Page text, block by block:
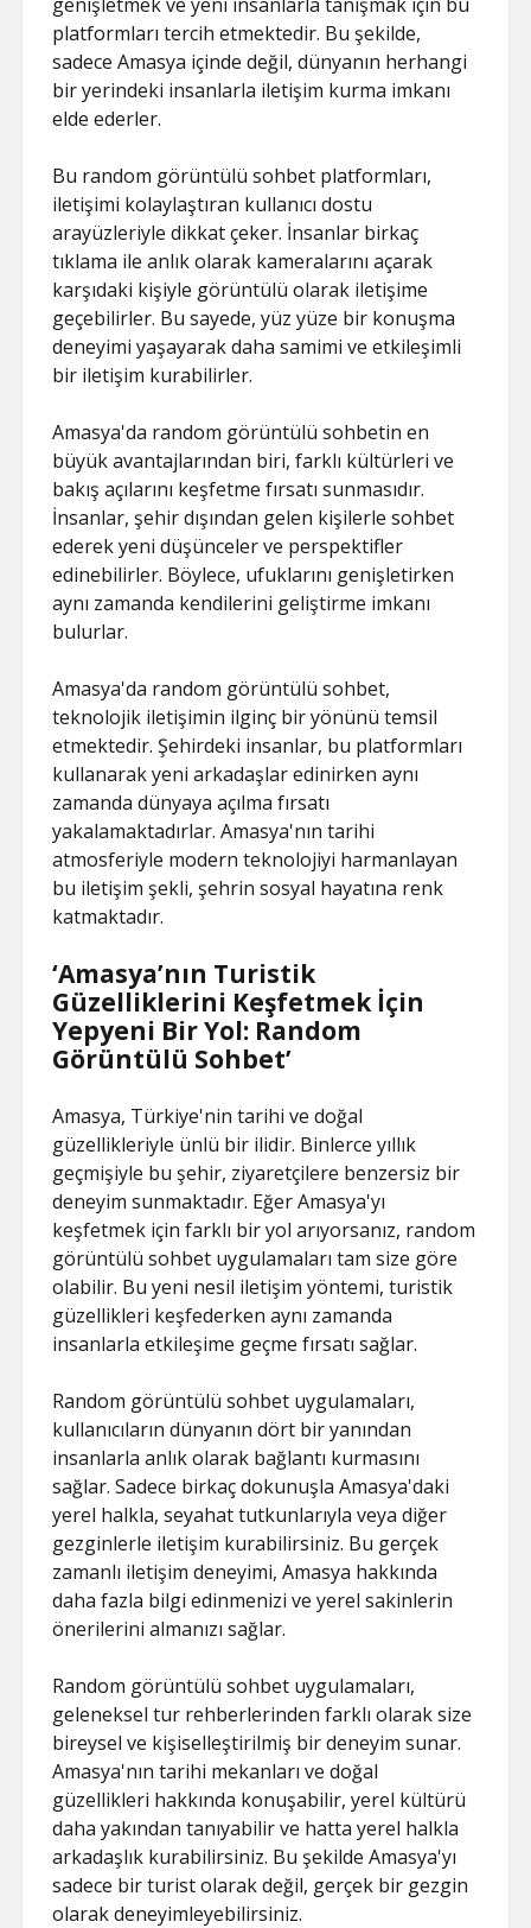
platformları tercih etmektedir. Bu şekilde,
sadece Amasya içinde değil, dünyanın herhangi
bir yerindeki insanlarla iletişim kurma imkanı
elde ederler.
Bu random görüntülü sohbet platformları,
iletişimi kolaylaştıran kullanıcı dostu
arayüzleriyle dikkat çeker. İnsanlar birkaç
tıklama ile anlık olarak kameralarını açarak
karşıdaki kişiyle görüntülü olarak iletişime
geçebilirler. Bu sayede, yüz yüze bir konuşma
deneyimi yaşayarak daha samimi ve etkileşimli
bir iletişim kurabilirler.
Amasya'da random görüntülü sohbetin en
büyük avantajlarından biri, farklı kültürleri ve
bakış açılarını keşfetme fırsatı sunmasıdır.
İnsanlar, şehir dışından gelen kişilerle sohbet
ederek yeni düşünceler ve perspektifler
edinebilirler. Böylece, ufuklarını genişletirken
aynı zamanda kendilerini geliştirme imkanı
bulurlar.
Amasya'da random görüntülü sohbet,
teknolojik iletişimin ilginç bir yönünü temsil
etmektedir. Şehirdeki insanlar, bu platformları
kullanarak yeni arkadaşlar edinirken aynı
zamanda dünyaya açılma fırsatı
yakalamaktadırlar. Amasya'nın tarihi
atmosferiyle modern teknolojiyi harmanlayan
bu iletişim şekli, şehrin sosyal hayatına renk
katmaktadır.
‘Amasya’nın Turistik
Güzelliklerini Keşfetmek İçin
Yepyeni Bir Yol: Random
Görüntülü Sohbet’
Amasya, Türkiye'nin tarihi ve doğal
güzellikleriyle ünlü bir ilidir. Binlerce yıllık
geçmişiyle bu şehir, ziyaretçilere benzersiz bir
deneyim sunmaktadır. Eğer Amasya'yı
keşfetmek için farklı bir yol arıyorsanız, random
görüntülü sohbet uygulamaları tam size göre
olabilir. Bu yeni nesil iletişim yöntemi, turistik
güzellikleri keşfederken aynı zamanda
insanlarla etkileşime geçme fırsatı sağlar.
Random görüntülü sohbet uygulamaları,
kullanıcıların dünyanın dört bir yanından
insanlarla anlık olarak bağlantı kurmasını
sağlar. Sadece birkaç dokunuşla Amasya'daki
yerel halkla, seyahat tutkunlarıyla veya diğer
gezginlerle iletişim kurabilirsiniz. Bu gerçek
zamanlı iletişim deneyimi, Amasya hakkında
daha fazla bilgi edinmenizi ve yerel sakinlerin
önerilerini almanızı sağlar.
Random görüntülü sohbet uygulamaları,
geleneksel tur rehberlerinden farklı olarak size
bireysel ve kişiselleştirilmiş bir deneyim sunar.
Amasya'nın tarihi mekanları ve doğal
güzellikleri hakkında konuşabilir, yerel kültürü
daha yakından tanıyabilir ve hatta yerel halkla
arkadaşlık kurabilirsiniz. Bu şekilde Amasya'yı
sadece bir turist olarak değil, gerçek bir gezgin
olarak deneyimleyebilirsiniz.